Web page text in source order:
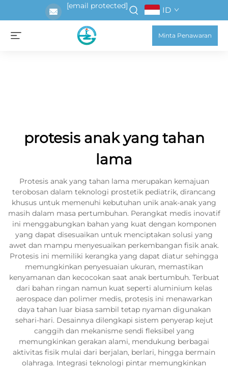
[email protected] ID
Minta Penawaran
protesis anak yang tahan
lama
Protesis anak yang tahan lama merupakan kemajuan
terobosan dalam teknologi prostetik pediatrik, dirancang
khusus untuk memenuhi kebutuhan unik anak-anak yang
masih dalam masa pertumbuhan. Perangkat medis inovatif
ini menggabungkan bahan yang kuat dengan komponen
yang dapat disesuaikan untuk menciptakan solusi yang
awet dan mampu menyesuaikan perkembangan fisik anak.
Protesis ini memiliki kerangka yang dapat diatur sehingga
memungkinkan penyesuaian ukuran, memastikan
kenyamanan dan kecocokan saat anak bertumbuh. Terbuat
dari bahan ringan namun kuat seperti aluminium kelas
aerospace dan polimer medis, protesis ini menawarkan
daya tahan luar biasa sambil tetap nyaman digunakan
sehari-hari. Desainnya dilengkapi sistem penyerap kejut
canggih dan mekanisme sendi fleksibel yang
memungkinkan gerakan alami, mendukung berbagai
aktivitas fisik mulai dari berjalan, berlari, hingga bermain
olahraga. Integrasi teknologi pintar memungkinkan